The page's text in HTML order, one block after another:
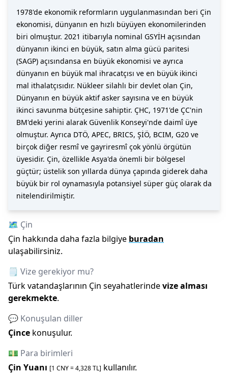
1978'de ekonomik reformların uygulanmasından beri Çin
ekonomisi, dünyanın en hızlı büyüyen ekonomilerinden
biri olmuştur. 2021 itibarıyla nominal GSYİH açısından
dünyanın ikinci en büyük, satın alma gücü paritesi
(SAGP) açısındansa en büyük ekonomisi ve ayrıca
dünyanın en büyük mal ihracatçısı ve en büyük ikinci
mal ithalatçısıdır. Nükleer silahlı bir devlet olan Çin,
Dünyanın en büyük aktif asker sayısına ve en büyük
ikinci savunma bütçesine sahiptir. ÇHC, 1971'de ÇC'nin
BM'deki yerini alarak Güvenlik Konseyi'nde daimî üye
olmuştur. Ayrıca DTÖ, APEC, BRICS, ŞİÖ, BCIM, G20 ve
birçok diğer resmî ve gayriresmî çok yönlü örgütün
üyesidir. Çin, özellikle Asya'da önemli bir bölgesel
güçtür; üstelik son yıllarda dünya çapında giderek daha
büyük bir rol oynamasıyla potansiyel süper güç olarak da
nitelendirilmiştir.
🗺️ Çin
Çin hakkında daha fazla bilgiye buradan
ulaşabilirsiniz.
🗒️ Vize gerekiyor mu?
Türk vatandaşlarının Çin seyahatlerindevize alması
gerekmekte.
💬 Konuşulan diller
Çince konuşulur.
💵 Para birimleri
Çin Yuanı [1 CNY=4,328TL] kullanılır.